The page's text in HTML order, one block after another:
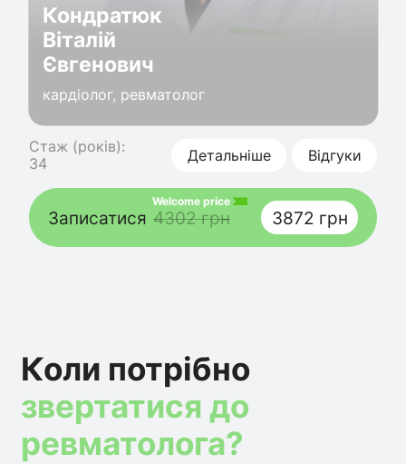
Кондратюк
Віталій
Євгенович
кардіолог, ревматолог
Стаж (років):
34
Детальніше Відгуки
Записатися
Welcome price
4302 грн 3872 грн
Коли потрібно
звертатися до
ревматолога?